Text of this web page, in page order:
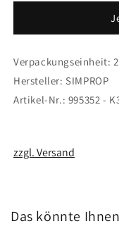
Verpackungseinheit:
Hersteller: SIMPROP
Artikel-Nr.: 995352 -
zzgl. Versand
Das könnte